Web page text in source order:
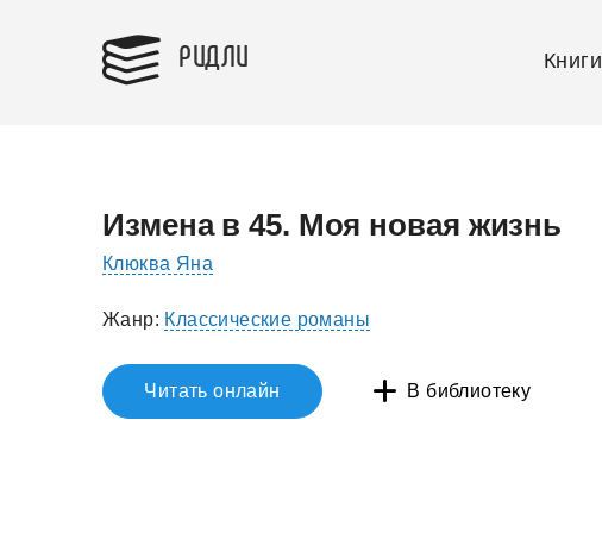
РИДЛИ Книги
Измена в 45. Моя новая жизнь
Клюква Яна
Жанр: Классические романы
Читать онлайн В библиотеку